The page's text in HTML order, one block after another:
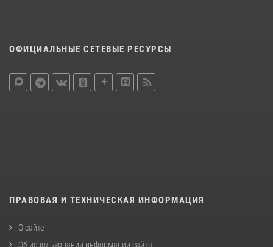
ОФИЦИАЛЬНЫЕ СЕТЕВЫЕ РЕСУРСЫ
ПРАВОВАЯ И ТЕХНИЧЕСКАЯ ИНФОРМАЦИЯ
О сайте
Об использовании информации сайта